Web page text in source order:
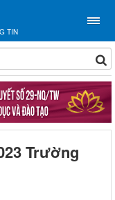
TIN
Trường